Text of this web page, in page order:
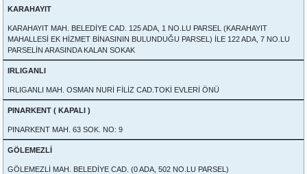
KARAHAYIT
KARAHAYIT MAH. BELEDİYE CAD. 125 ADA, 1 NO.LU PARSEL (KARAHAYIT
MAHALLESİ EK HİZMET BİNASININ BULUNDUĞU PARSEL) İLE 122 ADA, 7 NO.LU
PARSELİN ARASINDA KALAN SOKAK
IRLIGANLI
IRLIGANLI MAH. OSMAN NURİ FİLİZ CAD.TOKİ EVLERİ ÖNÜ
PINARKENT ( KAPALI )
PINARKENT MAH. 63 SOK. NO: 9
GÖLEMEZLİ
GÖLEMEZLİ MAH. BELEDİYE CAD. (0 ADA, 502 NO.LU PARSEL)